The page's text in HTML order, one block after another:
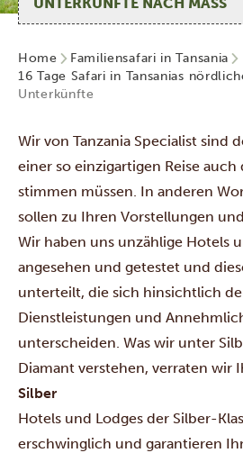
Home
Familiensafari in Tansania
16 Tage Safari in Tansanias
Unterkünfte
Wir von Tanzania Specialist sind
einer so einzigartigen Reise
stimmen müssen. In anderen
sollen zu Ihren Vorstellungen
Wir haben uns unzählige Hotels
angesehen und getestet und
unterteilt, die sich hinsichtlich
Dienstleistungen und
unterscheiden. Was wir unter
Diamant verstehen, verraten wir
Silber
Hotels und Lodges der Silber-
erschwinglich und garantieren